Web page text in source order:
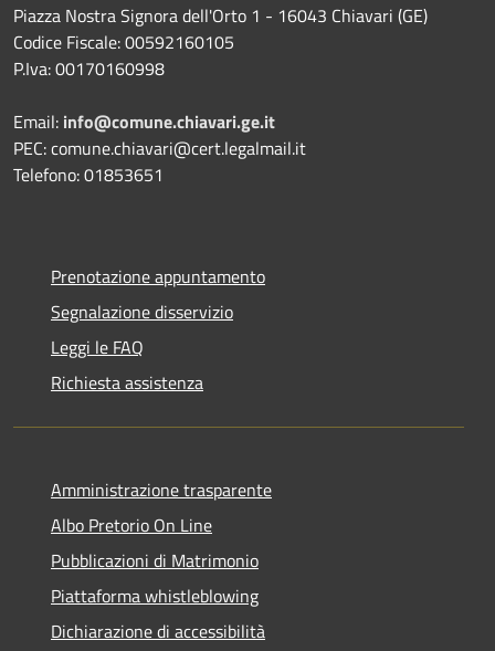
Piazza Nostra Signora dell'Orto 1 - 16043 Chiavari (GE)
Codice Fiscale: 00592160105
P.Iva: 00170160998
Email: info@comune.chiavari.ge.it
PEC: comune.chiavari@cert.legalmail.it
Telefono: 01853651
Prenotazione appuntamento
Segnalazione disservizio
Leggi le FAQ
Richiesta assistenza
Amministrazione trasparente
Albo Pretorio On Line
Pubblicazioni di Matrimonio
Piattaforma whistleblowing
Dichiarazione di accessibilità